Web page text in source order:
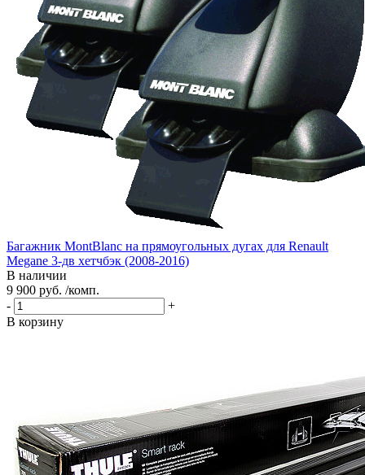
Багажник MontBlanc на прямоугольных дугах для Renault
Megane 3-дв хетчбэк (2008-2016)
В наличии
9 900 руб. /комп.
-
+
В корзину